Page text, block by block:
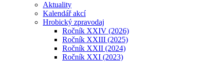
Aktuality
Kalendář akcí
Hrobický zpravodaj
Ročník XXIV (2026)
Ročník XXIII (2025)
Ročník XXII (2024)
Ročník XXI (2023)